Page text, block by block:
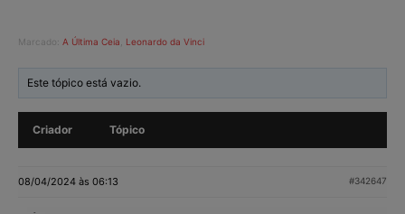
Marcado: A Última Ceia Leonardo da Vinci
Este tópico está vazio.
Criador Tópico
08/04/2024 às 06:13 #342647